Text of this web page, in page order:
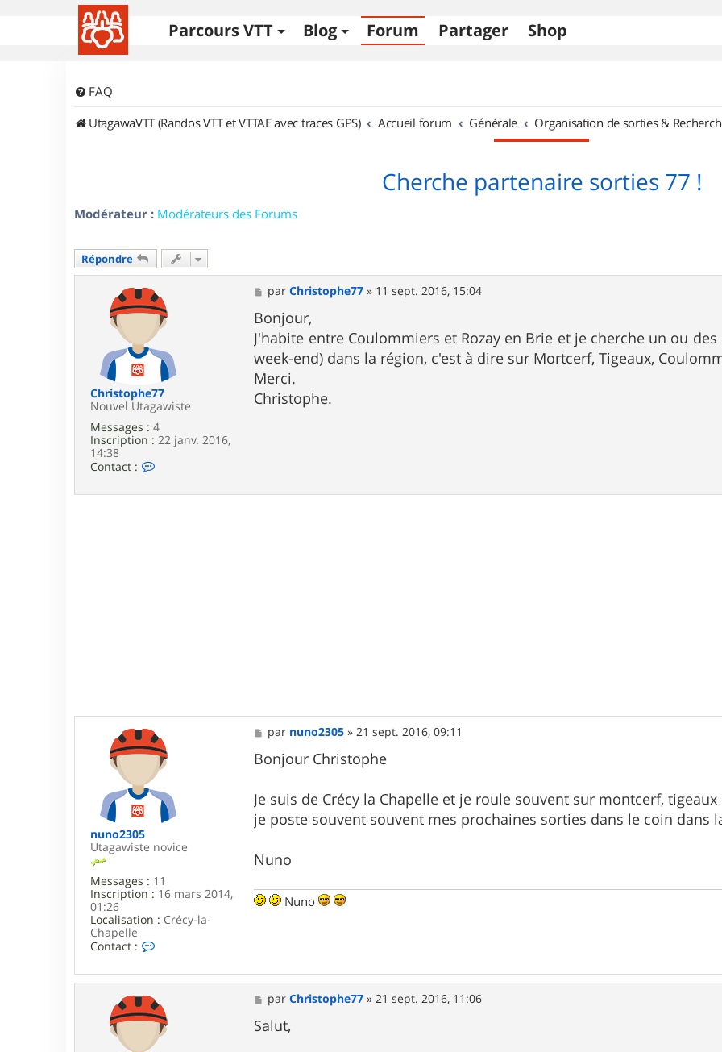
Parcours VTT Blog Forum Partager Shop
FAQ
UtagawaVTT (Randos VTT et VTTAE avec traces GPS)
Accueil forum Générale Organisation de sorties &
Cherche partenaire sorties 77 !
Modérateur : Modérateurs des Forums
Répondre
Christophe77
Nouvel Utagawiste
Messages : 4
Inscription : 22 janv. 2016,
14:38
Contact :
M
e
s
s
a
g
e
parChristophe77 » 11 sept. 2016, 15:04
Bonjour,
J'habite entre Coulommiers et Rozay en Brie et je cherche un ou
week-end) dans la région, c'est à dire sur Mortcerf, Tigeaux,
Merci.
Christophe.
nuno2305
Utagawiste novice
Messages : 11
Inscription : 16 mars 2014,
01:26
Localisation : Crécy-la-
Chapelle
Contact :
n
t
c
t
e
M
e
s
s
g
e
par nuno2305 »21 sept. 2016, 09:11
Bonjour Christophe
Je suis de Crécy la Chapelle et je roule souvent sur montcerf,
je poste souvent souvent mes prochaines sorties dans le coin dans
Nuno
Nuno
M
e
s
s
parChristophe77 »21 sept. 2016, 11:06
Salut,